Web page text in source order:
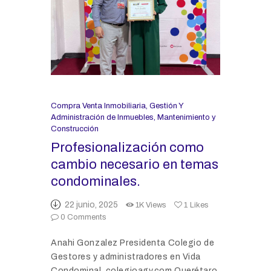
Compra Venta Inmobiliaria, Gestión Y
Administración de Inmuebles, Mantenimiento y
Construcción
Profesionalización como
cambio necesario en temas
condominales.
22 junio, 2025 1K Views 1 Likes
0 Comments
Anahi Gonzalez Presidenta Colegio de
Gestores y administradores en Vida